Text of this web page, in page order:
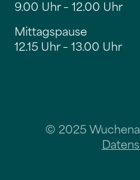
9.00 Uhr – 12.00 Uhr
Mittagspause
12.15 Uhr – 13.00 Uhr
© 2025